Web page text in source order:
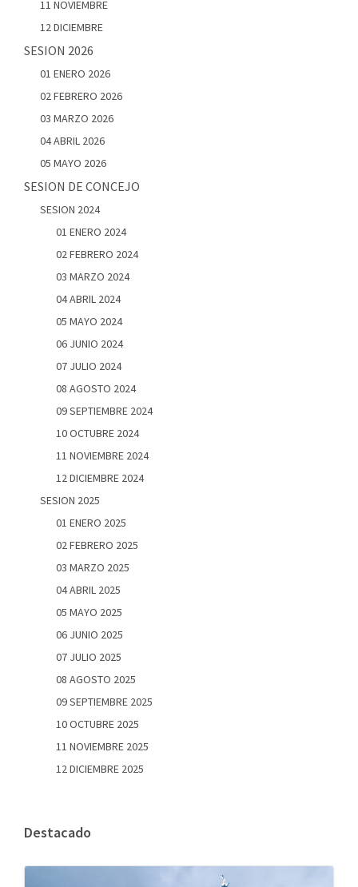
11 NOVIEMBRE
12 DICIEMBRE
SESION 2026
01 ENERO 2026
02 FEBRERO 2026
03 MARZO 2026
04 ABRIL 2026
05 MAYO 2026
SESION DE CONCEJO
SESION 2024
01 ENERO 2024
02 FEBRERO 2024
03 MARZO 2024
04 ABRIL 2024
05 MAYO 2024
06 JUNIO 2024
07 JULIO 2024
08 AGOSTO 2024
09 SEPTIEMBRE 2024
10 OCTUBRE 2024
11 NOVIEMBRE 2024
12 DICIEMBRE 2024
SESION 2025
01 ENERO 2025
02 FEBRERO 2025
03 MARZO 2025
04 ABRIL 2025
05 MAYO 2025
06 JUNIO 2025
07 JULIO 2025
08 AGOSTO 2025
09 SEPTIEMBRE 2025
10 OCTUBRE 2025
11 NOVIEMBRE 2025
12 DICIEMBRE 2025
Destacado